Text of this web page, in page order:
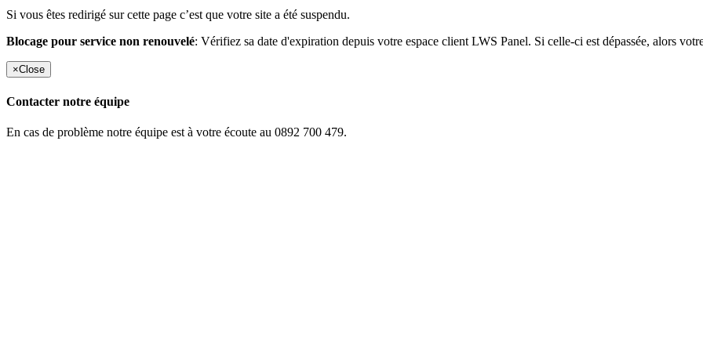
Si vous êtes redirigé sur cette page c’est que votre site a été suspendu.
Blocage pour service non renouvelé: Vérifiez sa date d'expiration depuis votre espace client LWS Panel. Si celle-ci est dépassée, alors
×Close
Contacter notre équipe
En cas de problème notre équipe est à votre écoute au 0892 700 479.